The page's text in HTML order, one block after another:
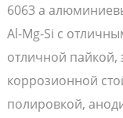
6063 a
Al-Mg-Si с
отличной пайкой,
коррозионной
полировкой,